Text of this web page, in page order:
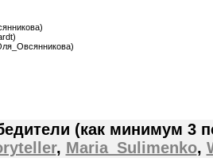
(как минимум 3
, Maria_Sulimenko,